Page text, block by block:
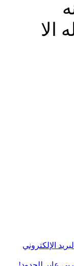
الا
الإلكتروني